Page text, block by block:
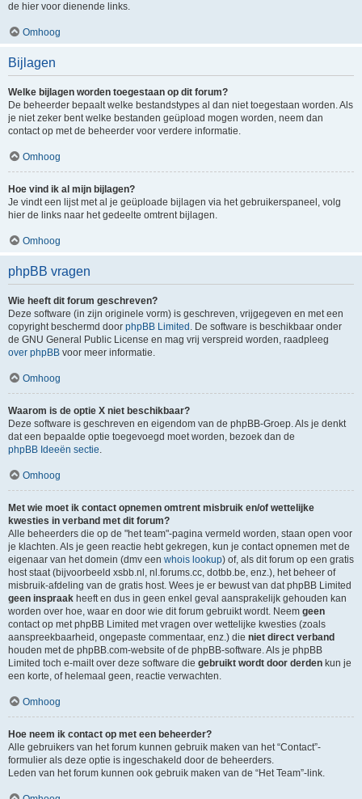
de hier voor dienende links.
Omhoog
Bijlagen
Welke bijlagen worden toegestaan op dit forum?
De beheerder bepaalt welke bestandstypes al dan niet toegestaan worden. Als
je niet zeker bent welke bestanden geüpload mogen worden, neem dan
contact op met de beheerder voor verdere informatie.
Omhoog
Hoe vind ik al mijn bijlagen?
Je vindt een lijst met al je geüploade bijlagen via het gebruikerspaneel, volg
hier de links naar het gedeelte omtrent bijlagen.
Omhoog
phpBB vragen
Wie heeft dit forum geschreven?
Deze software (in zijn originele vorm) is geschreven, vrijgegeven en met een
copyright beschermd door phpBB Limited . De software is beschikbaar onder
de GNU General Public License en mag vrij verspreid worden, raadpleeg
over phpBB voor meer informatie.
Omhoog
Waarom is de optie X niet beschikbaar?
Deze software is geschreven en eigendom van de phpBB-Groep. Als je denkt
dat een bepaalde optie toegevoegd moet worden, bezoek dan de
phpBB Ideeën sectie.
Omhoog
Met wie moet ik contact opnemen omtrent misbruik en/of wettelijke
kwesties in verband met dit forum?
Alle beheerders die op de "het team"-pagina vermeld worden, staan open voor
je klachten. Als je geen reactie hebt gekregen, kun je contact opnemen met de
eigenaar van het domein (dmv een whois lookup) of, als dit forum op een gratis
host staat (bijvoorbeeld xsbb.nl, nl.forums.cc, dotbb.be, enz.), het beheer of
misbruik-afdeling van de gratis host. Wees je er bewust van dat phpBB Limited
geen inspraak heeft en dus in geen enkel geval aansprakelijk gehouden kan
worden over hoe, waar en door wie dit forum gebruikt wordt. Neem geen
contact op met phpBB Limited met vragen over wettelijke kwesties (zoals
aanspreekbaarheid, ongepaste commentaar, enz.) die niet direct verband
houden met de phpBB.com-website of de phpBB-software. Als je phpBB
Limited toch e-mailt over deze software die gebruikt wordt door derden kun je
een korte, of helemaal geen, reactie verwachten.
Omhoog
Hoe neem ik contact op met een beheerder?
Alle gebruikers van het forum kunnen gebruik maken van het “Contact”-
formulier als deze optie is ingeschakeld door de beheerders.
Leden van het forum kunnen ook gebruik maken van de “Het Team”-link.